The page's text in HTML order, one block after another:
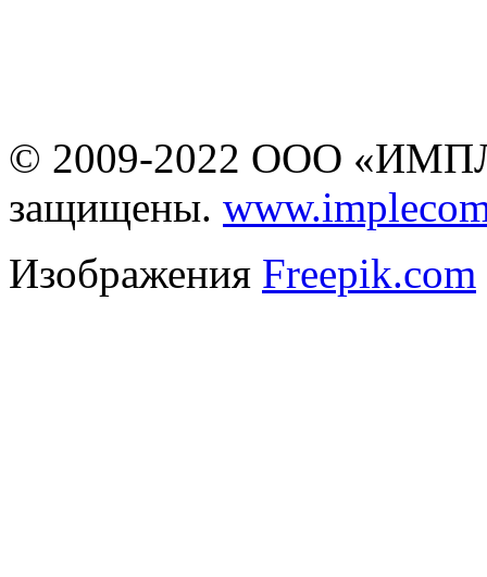
© 2009-2022 ООО
защищены.
Изображения Freepik.com